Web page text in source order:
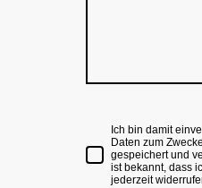
Ich bin damit
Daten zum
gespeichert und
ist bekannt, dass
jederzeit